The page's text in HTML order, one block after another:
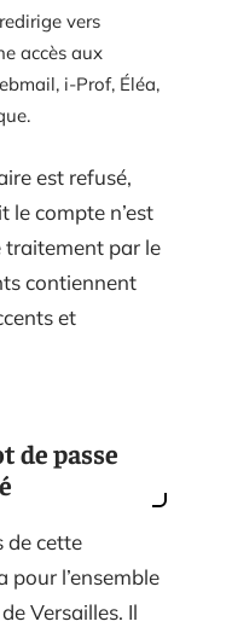
vers
accès aux
i-Prof, Éléa,
est refusé,
le compte n’est
traitement par le
contiennent
et
de passe
de cette
pour l’ensemble
Versailles. Il